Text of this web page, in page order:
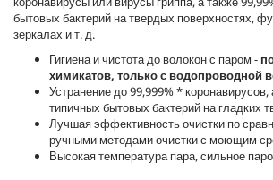
бытовых бактерий на твердых поверхностях,
зеркалах и т. д.
Гигиена и чистота до волокон с паром -
химикатов, только с водопроводной
Устранение до 99,999% *
типичных бытовых бактерий на гладких
Лучшая эффективность очистки по
ручными методами очистки с моющим
Высокая температура пара, сильное